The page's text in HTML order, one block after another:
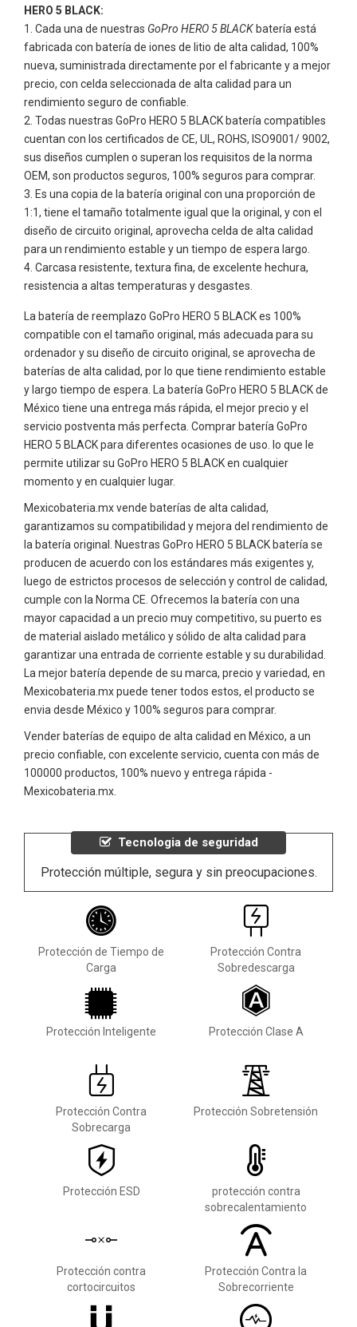
HERO 5 BLACK:
Cada una de nuestras GoPro HERO 5 BLACK batería está
fabricada con batería de iones de litio de alta calidad, 100%
nueva, suministrada directamente por el fabricante y a mejor
precio, con celda seleccionada de alta calidad para un
rendimiento seguro de confiable.
Todas nuestras GoPro HERO 5 BLACK batería compatibles
cuentan con los certificados de CE, UL, ROHS, ISO9001/ 9002,
sus diseños cumplen o superan los requisitos de la norma
OEM, son productos seguros, 100% seguros para comprar.
Es una copia de la batería original con una proporción de
1:1, tiene el tamaño totalmente igual que la original, y con el
diseño de circuito original, aprovecha celda de alta calidad
para un rendimiento estable y un tiempo de espera largo.
Carcasa resistente, textura fina, de excelente hechura,
resistencia a altas temperaturas y desgastes.
La batería de reemplazo GoPro HERO 5 BLACK es 100%
compatible con el tamaño original, más adecuada para su
ordenador y su diseño de circuito original, se aprovecha de
baterías de alta calidad, por lo que tiene rendimiento estable
y largo tiempo de espera. La batería GoPro HERO 5 BLACK de
México tiene una entrega más rápida, el mejor precio y el
servicio postventa más perfecta. Comprar batería GoPro
HERO 5 BLACK para diferentes ocasiones de uso. lo que le
permite utilizar su GoPro HERO 5 BLACK en cualquier
momento y en cualquier lugar.
Mexicobateria.mx vende baterías de alta calidad,
garantizamos su compatibilidad y mejora del rendimiento de
la batería original. Nuestras GoPro HERO 5 BLACK batería se
producen de acuerdo con los estándares más exigentes y,
luego de estrictos procesos de selección y control de calidad,
cumple con la Norma CE. Ofrecemos la batería con una
mayor capacidad a un precio muy competitivo, su puerto es
de material aislado metálico y sólido de alta calidad para
garantizar una entrada de corriente estable y su durabilidad.
La mejor batería depende de su marca, precio y variedad, en
Mexicobateria.mx puede tener todos estos, el producto se
envia desde México y 100% seguros para comprar.
Vender baterías de equipo de alta calidad en México, a un
precio confiable, con excelente servicio, cuenta con más de
100000 productos, 100% nuevo y entrega rápida -
Mexicobateria.mx.
Tecnologia de seguridad
Protección múltiple, segura y sin preocupaciones.
Protección de Tiempo de
Carga
Protección Contra
Sobredescarga
Protección Inteligente Protección Clase A
Protección Contra
Sobrecarga
Protección Sobretensión
Protección ESD
protección contra
sobrecalentamiento
Protección contra
cortocircuitos
Protección Contra la
Sobrecorriente